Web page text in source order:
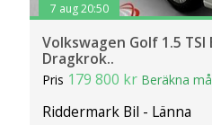
7 aug 20:50
Volkswagen Golf 1.5 TSI
Dragkrok..
Pris 179 800 kr Beräkna
Riddermark Bil - Länna